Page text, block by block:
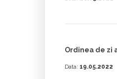
Ordinea de zi
Data: 19.05.2022